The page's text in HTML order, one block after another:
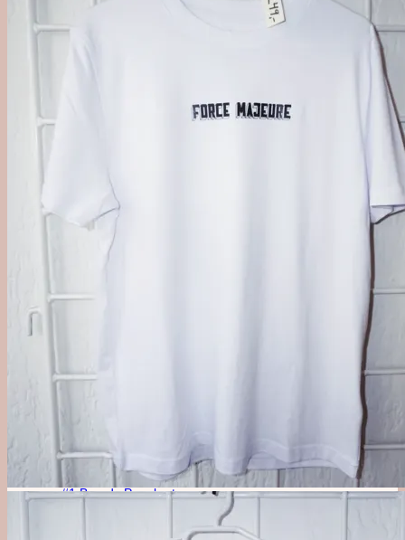
Raicilla
Vermouth
Frugtvin
Calvados & Æbler
Pisco & Grappa
Andet godt
Øl, Cider & Dåse Drinks
Bargrej & Bitters
Glas & Kopper
Merchandise
#1 Brands